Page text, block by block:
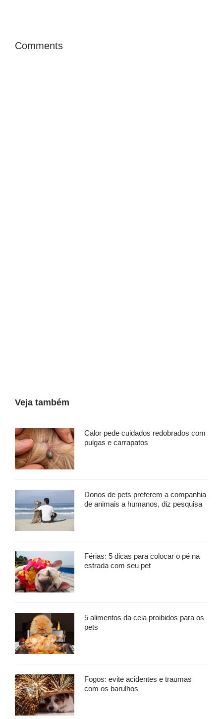
Comments
Veja também
Calor pede cuidados redobrados com
pulgas e carrapatos
Donos de pets preferem a companhia
de animais a humanos, diz pesquisa
Férias: 5 dicas para colocar o pé na
estrada com seu pet
5 alimentos da ceia proibidos para os
pets
Fogos: evite acidentes e traumas
com os barulhos